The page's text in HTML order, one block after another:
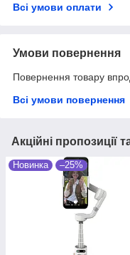
Всі умови оплати
Умови повернення
Повернення товару
Всі умови повернення
Акційні пропозиції
Новинка –25%